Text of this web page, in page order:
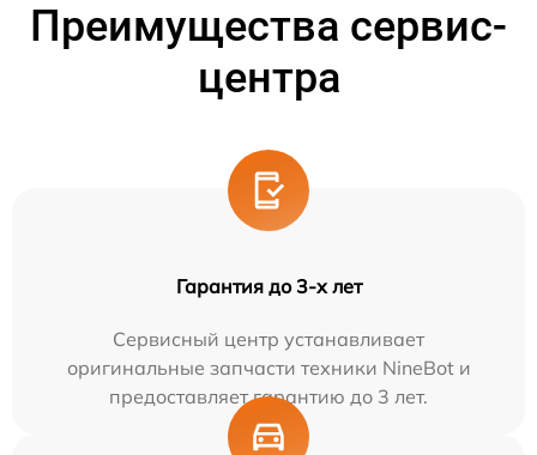
Преимущества сервис-
центра
Гарантия до 3-х лет
Сервисный центр устанавливает
оригинальные запчасти техники NineBot и
предоставляет гарантию до 3 лет.